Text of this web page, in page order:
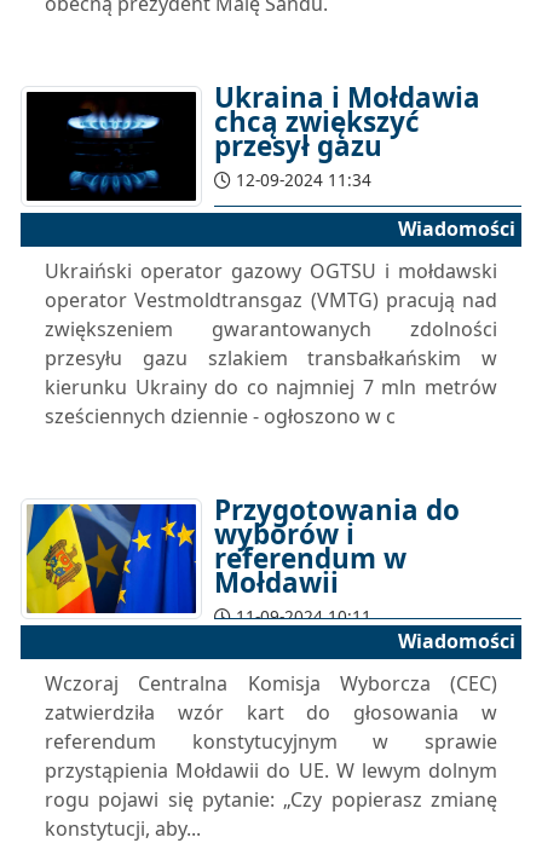
Ukraina i Mołdawia
chcą zwiększyć
przesył gazu
12-09-2024 11:34
Wiadomości
Ukraiński operator gazowy OGTSU i mołdawski
operator Vestmoldtransgaz (VMTG) pracują nad
zwiększeniem gwarantowanych zdolności
przesyłu gazu szlakiem transbałkańskim w
kierunku Ukrainy do co najmniej 7 mln metrów
sześciennych dziennie - ogłoszono w c
Przygotowania do
wyborów i
referendum w
Mołdawii
11-09-2024 10:11
Wiadomości
Wczoraj Centralna Komisja Wyborcza (CEC)
zatwierdziła wzór kart do głosowania w
referendum konstytucyjnym w sprawie
przystąpienia Mołdawii do UE. W lewym dolnym
rogu pojawi się pytanie: „Czy popierasz zmianę
konstytucji, aby...